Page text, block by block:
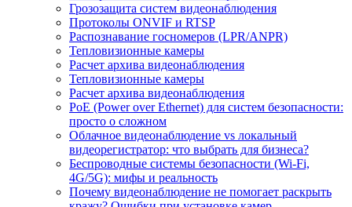
Грозозащита систем видеонаблюдения
Протоколы ONVIF и RTSP
Распознавание госномеров (LPR/ANPR)
Тепловизионные камеры
Расчет архива видеонаблюдения
Тепловизионные камеры
Расчет архива видеонаблюдения
PoE (Power over Ethernet) для систем безопасности:
просто о сложном
Облачное видеонаблюдение vs локальный
видеорегистратор: что выбрать для бизнеса?
Беспроводные системы безопасности (Wi-Fi,
4G/5G): мифы и реальность
Почему видеонаблюдение не помогает раскрыть